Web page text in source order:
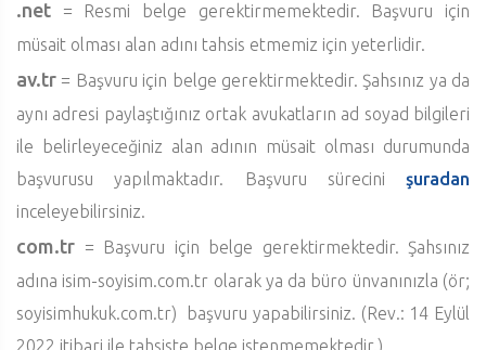
.net
= Resmi belge gerektirmemektedir. Başvuru için
müsait olması alan adını tahsis etmemiz için yeterlidir.
av.tr = Başvuru için belge gerektirmektedir. Şahsınız ya da
aynı adresi paylaştığınız ortak avukatların ad soyad bilgileri
ile belirleyeceğiniz alan adının müsait olması durumunda
başvurusu yapılmaktadır. Başvuru sürecini şuradan
inceleyebilirsiniz.
com.tr = Başvuru için belge gerektirmektedir. Şahsınız
adına isim-soyisim.com.tr olarak ya da büro ünvanınızla (ör;
soyisimhukuk.com.tr) başvuru yapabilirsiniz. (Rev.: 14 Eylül
2022 itibari ile tahsiste belge istenmemektedir.)